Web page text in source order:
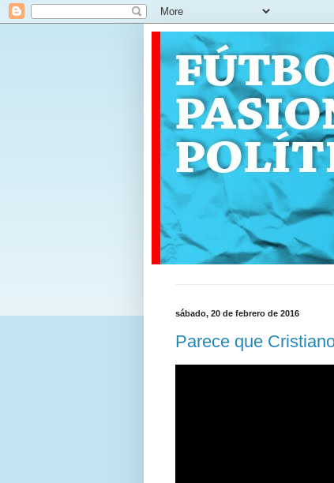
sábado, 20 de febrero de 2016
Parece que